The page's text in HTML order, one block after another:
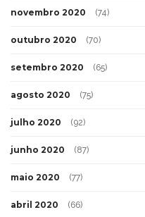
novembro 2020 (74)
outubro 2020 (70)
setembro 2020 (65)
agosto 2020 (75)
julho 2020 (92)
junho 2020 (87)
maio 2020 (77)
abril 2020 (66)